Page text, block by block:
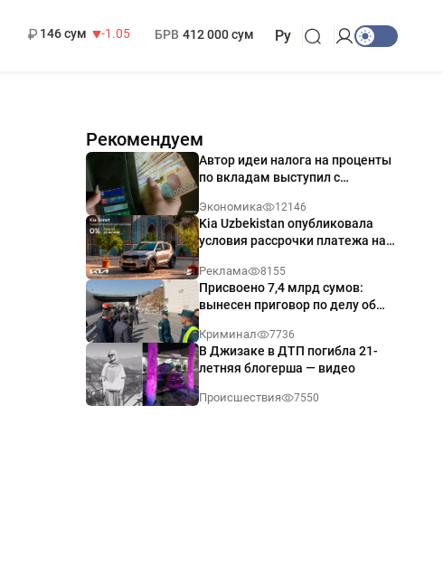
146 сум
-1.05
БРВ 412 000 сум Ру
Рекомендуем
Автор идеи налога на проценты
по вкладам выступил с
Экономика 12146
Kia Uzbekistan опубликовала
условия рассрочки платежа на
годовых
Реклама 8155
Присвоено 7,4 млрд сумов:
вынесен приговор по делу об
Ташкенте
Криминал 7736
В Джизаке в ДТП погибла 21-
летняя блогерша — видео
Происшествия 7550